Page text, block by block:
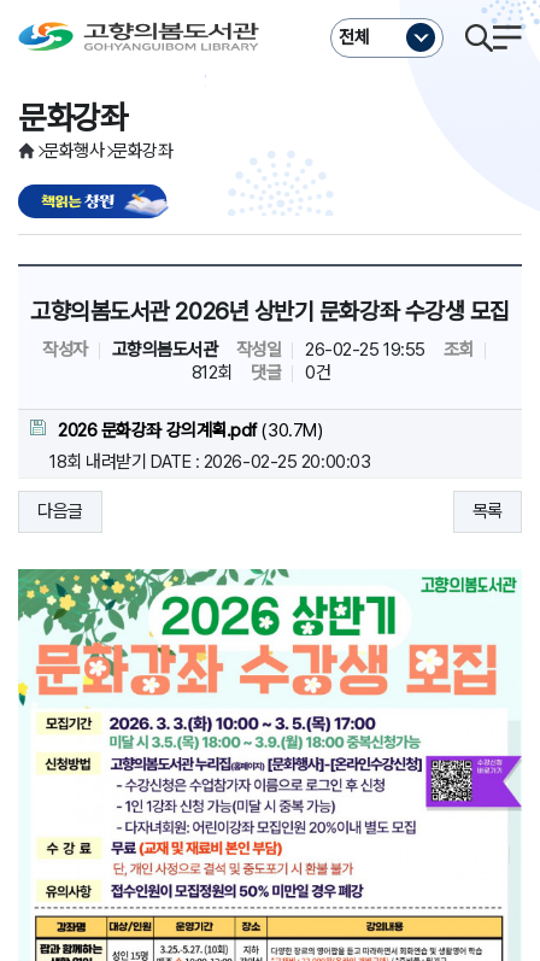
전체
문화행사 문화강좌
문화강좌
고향의봄도서관 2026년 상반기 문화강좌 수강생 모집
작성자 고향의봄도서관 작성일 26-02-25 19:55
조회
812회
댓글 0건
2026 문화강좌 강의계획.pdf(30.7M)
18회 내려받기 DATE : 2026-02-25 20:00:03
다음글 목록